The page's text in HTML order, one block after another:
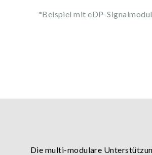
*Beispiel mit eDP-
Die multi-modulare